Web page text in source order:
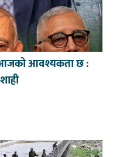
आजको आवश्यकता छ :